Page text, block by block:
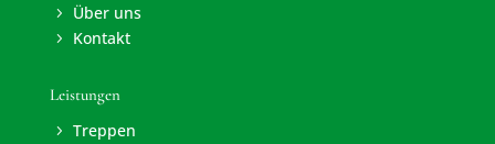
5 Über uns
5 Kontakt
Leistungen
5 Treppen